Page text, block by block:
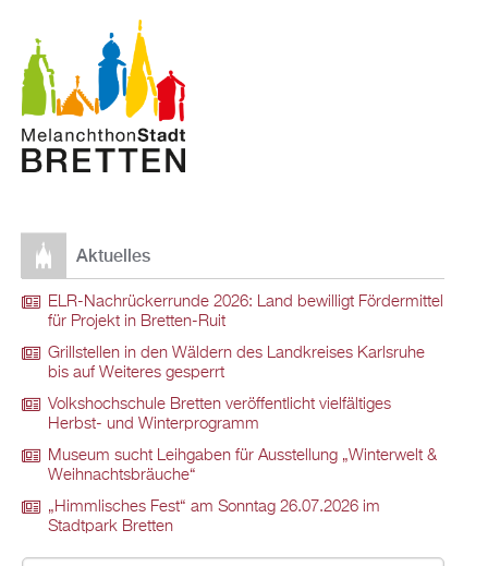
Aktuelles
ELR-Nachrückerrunde 2026: Land bewilligt Fördermittel
für Projekt in Bretten-Ruit
Grillstellen in den Wäldern des Landkreises Karlsruhe
bis auf Weiteres gesperrt
Volkshochschule Bretten veröffentlicht vielfältiges
Herbst- und Winterprogramm
Museum sucht Leihgaben für Ausstellung „Winterwelt &
Weihnachtsbräuche“
„Himmlisches Fest“ am Sonntag 26.07.2026 im
Stadtpark Bretten